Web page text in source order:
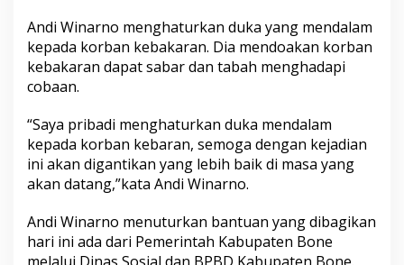
u
a
n
K
b
a
n
K
e
a
k
a
Andi Winarno menghaturkan duka yang mendalam
kepada korban kebakaran. Dia mendoakan korban
kebakaran dapat sabar dan tabah menghadapi
cobaan.
“Saya pribadi menghaturkan duka mendalam
kepada korban kebaran, semoga dengan kejadian
ini akan digantikan yang lebih baik di masa yang
akan datang,”kata Andi Winarno.
Andi Winarno menuturkan bantuan yang dibagikan
hari ini ada dari Pemerintah Kabupaten Bone